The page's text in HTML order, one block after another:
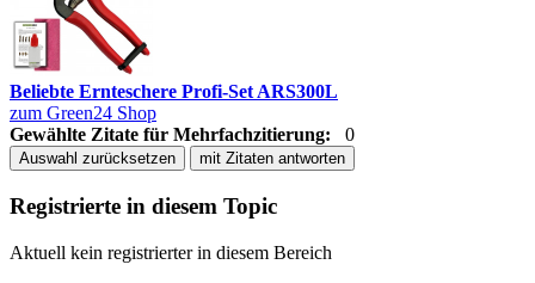
Beliebte Ernteschere Profi-Set ARS300L
zum Green24 Shop
Gewählte Zitate für Mehrfachzitierung:
0
Auswahl zurücksetzen mit Zitaten antworten
Registrierte in diesem Topic
Aktuell kein registrierter in diesem Bereich